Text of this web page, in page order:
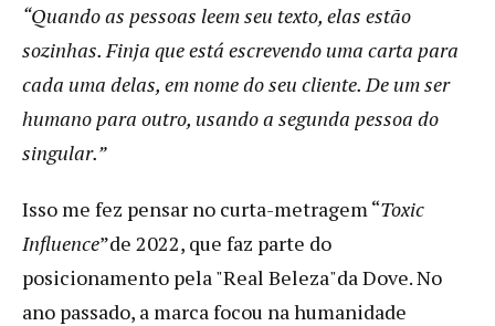
“Quando as pessoas leem seu texto, elas estão
sozinhas. Finja que está escrevendo uma carta para
cada uma delas, em nome do seu cliente. De um ser
humano para outro, usando a segunda pessoa do
singular.”
Isso me fez pensar no curta-metragem “Toxic
Influence”de 2022, que faz parte do
posicionamento pela "Real Beleza"da Dove. No
ano passado, a marca focou na humanidade